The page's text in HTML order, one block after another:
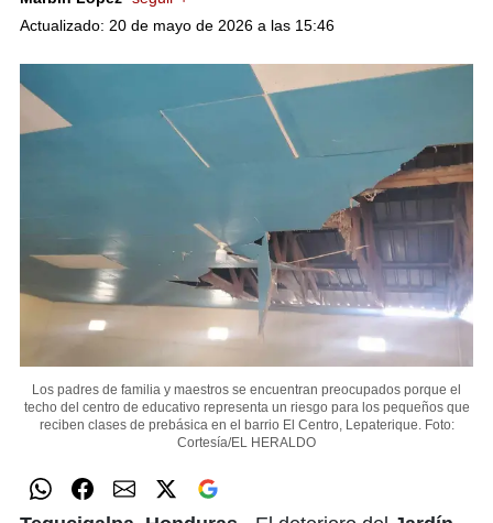
Actualizado: 20 de mayo de 2026 a las 15:46
Los padres de familia y maestros se encuentran preocupados porque el
techo del centro de educativo representa un riesgo para los pequeños que
reciben clases de prebásica en el barrio El Centro, Lepaterique. Foto:
Cortesía/EL HERALDO